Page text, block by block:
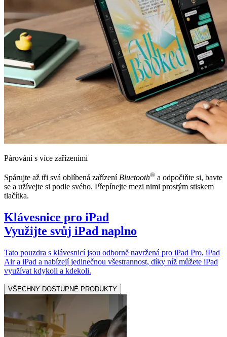
Párování s více zařízeními
Spárujte až tři svá oblíbená zařízení Bluetooth® a odpočiňte si, bavte
se a užívejte si podle svého. Přepínejte mezi nimi prostým stiskem
tlačítka.
Klávesnice pro iPad
Využijte svůj iPad naplno
Tato pouzdra s klávesnicí jsou odborně navržená pro iPad Pro, iPad
Air a iPad a nabízejí jedinečnou všestrannost, díky níž můžete iPad
využívat kdykoli a kdekoli.
VŠECHNY DOSTUPNÉ PRODUKTY